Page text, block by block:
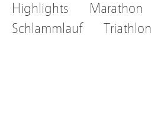
Highlights Marathon
Schlammlauf
Triathlon